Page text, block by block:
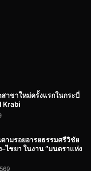
สาขาใหม่ครั้งแรกในกระบี่
Krabi
ามรอยอารยธรรมศรีวิชัย
ไชยา ในงาน “มนตราแห่ง